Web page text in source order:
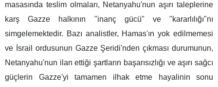
masasında teslim olmaları, Netanyahu'nun aşırı taleplerine
karş Gazze halkının "inanç gücü" ve "kararlılığı"nı
simgelemektedir. Bazı analistler, Hamas'ın yok edilmemesi
ve İsrail ordusunun Gazze Şeridi'nden çıkması durumunun,
Netanyahu'nun ilan ettiği şartların başarısızlığı ve aşırı sağcı
güçlerin Gazze'yi tamamen ilhak etme hayalinin sonu